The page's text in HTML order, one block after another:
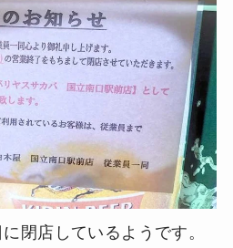
閉店しているようです。